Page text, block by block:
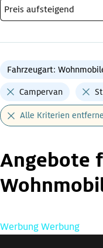
Fahrzeugart:
Campervan
Alle Kriterien
Angebote
WerbungWerbung